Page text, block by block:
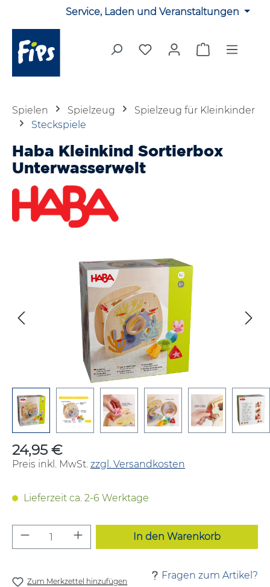
Zum Hauptinhalt springenService, Laden und Veranstaltungen
Du hast 0 Produkte auf
Warenkorb
Spielen Spielzeug
Spielzeug für Kleinkinder
Steckspiele
Haba Kleinkind Sortierbox
Unterwasserwelt
Bildergalerie überspringen
Regulärer Preis:
24,95 €
Preis inkl. MwSt. zzgl. Versandkosten
Lieferzeit ca. 2-6 Werktage
Produkt Anzahl: Gib den
In den Warenkorb
Zum Merkzettel hinzufügen
Fragen zum Artikel?